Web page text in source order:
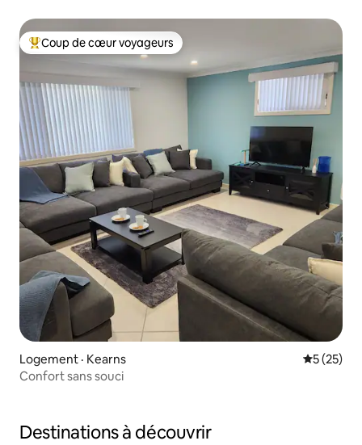
Coup de cœur voyageurs parmi les plus aimés
Coup de cœur voyageurs
Logement · Kearns Note
5 (25)
Confort sans souci
Destinations à découvrir